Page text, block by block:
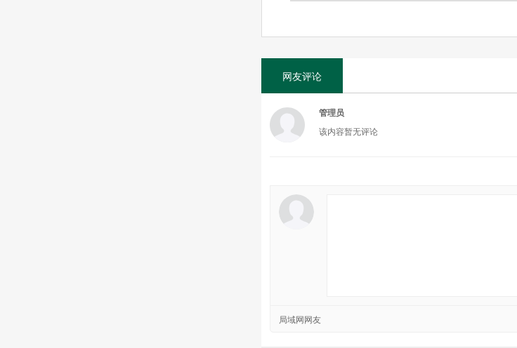
网友评论
管理员
该内容暂无评论
局域网网友